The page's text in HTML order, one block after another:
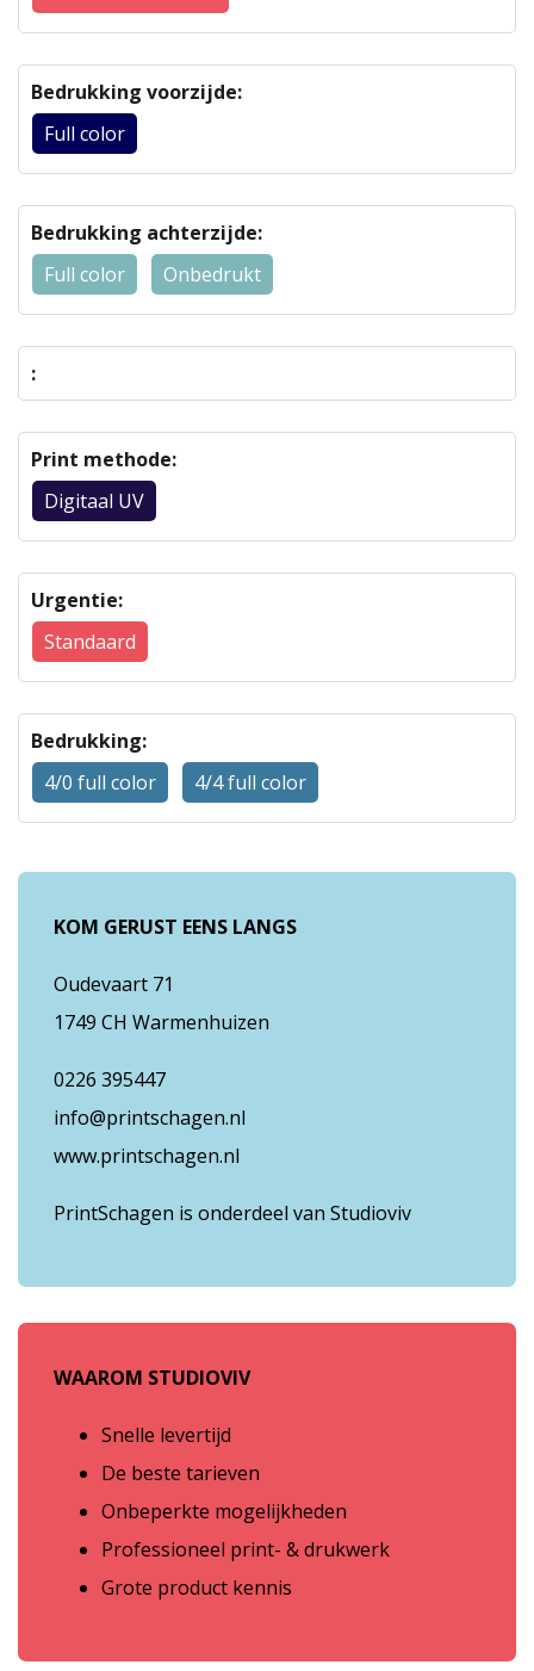
Bedrukking voorzijde:
Full color
Bedrukking achterzijde:
Full color
Onbedrukt
:
Print methode:
Digitaal UV
Urgentie:
Standaard
Bedrukking:
4/0 full color
4/4 full color
KOM GERUST EENS LANGS
Oudevaart 71
1749 CH Warmenhuizen
0226 395447
info@printschagen.nl
www.printschagen.nl
PrintSchagen is onderdeel van Studioviv
WAAROM STUDIOVIV
Snelle levertijd
De beste tarieven
Onbeperkte mogelijkheden
Professioneel print- & drukwerk
Grote product kennis